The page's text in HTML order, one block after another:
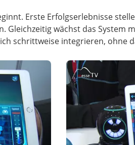
Erste Erfolgserlebnisse
Gleichzeitig wächst das System
schrittweise integrieren, ohne